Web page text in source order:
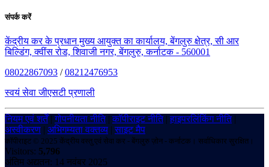
संपर्क करें
केंद्रीय कर के प्रधान मुख्य आयुक्त का कार्यालय, बेंगलुरु क्षेत्र, सी आर
बिल्डिंग, क्वींस रोड, शिवाजी नगर, बेंगलुरु, कर्नाटक - 560001
08022867093 /08212476953
स्वयं सेवा जीएसटी प्रणाली
नियम एवं शर्तें|गोपनीयता नीति|कॉपीराइट नीति|हाइपरलिंकिंग नीति|
अस्वीकरण | अभिगम्यता वक्तव्य |साइट मैप
कॉपीराइट © 2025 केंद्रीय वस्तु एवं सेवा कर - बेंगलुरु ज़ोन - कर्नाटक। सर्वाधिकार सुरक्षित।
Visitors: 5,796
अंतिम अद्यतन: 14 नवंबर 2025